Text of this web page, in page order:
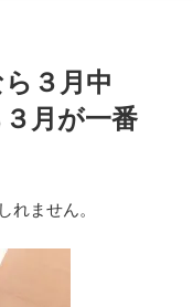
３月中
月が一番
れません。